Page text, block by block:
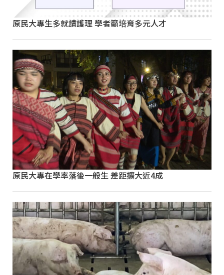
原民大專生多就讀護理 學者籲培育多元人才
原民大專在學率落後一般生 差距擴大近4成